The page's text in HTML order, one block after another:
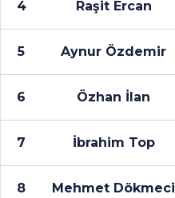
4 Raşit Ercan
5 Aynur Özdemir
6 Özhan İlan
7 İbrahim Top
8 Mehmet Dökmeci